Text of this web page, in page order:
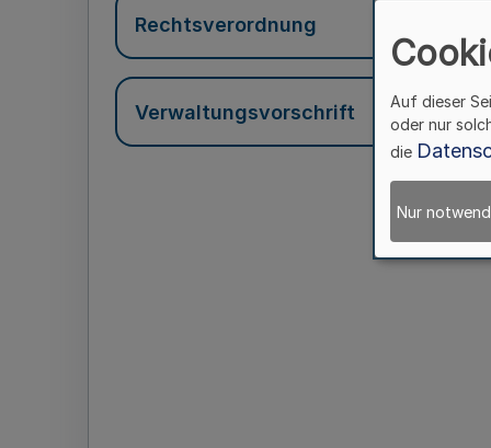
Rechtsverordnung
Verwaltungsvorschrift
Auf dieser
oder nur
die
Nur